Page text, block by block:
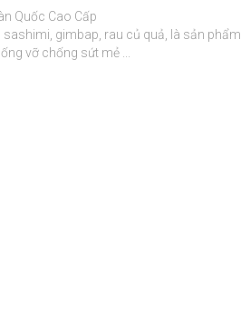
Quốc Cao Cấp
gimbap, rau củ quả, là sản phẩm
vỡ chống sứt mẻ ...